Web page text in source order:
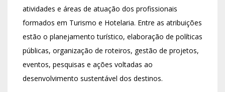
atividades e áreas de atuação dos profissionais
formados em Turismo e Hotelaria. Entre as atribuições
estão o planejamento turístico, elaboração de políticas
públicas, organização de roteiros, gestão de projetos,
eventos, pesquisas e ações voltadas ao
desenvolvimento sustentável dos destinos.